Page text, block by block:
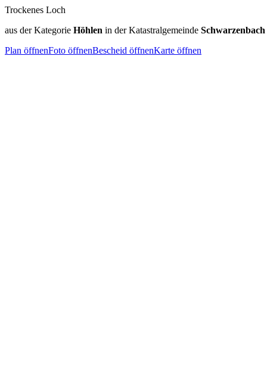
Trockenes Loch
aus der Kategorie Höhlen in der Katastralgemeinde Schwarzenbach
Plan öffnenFoto öffnenBescheid öffnenKarte öffnen